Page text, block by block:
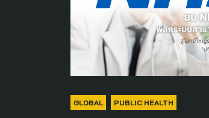
GLOBAL PUBLIC HEALTH